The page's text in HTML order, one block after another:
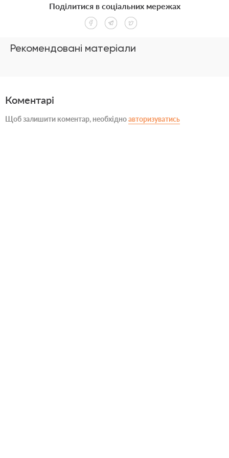
Рекомендовані матеріали
Поділитися в соціальних мережах
Коментарі
Щоб залишити коментар, необхідноавторизуватись